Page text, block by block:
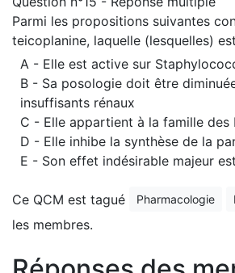
Parmi les propositions suivantes
teicoplanine, laquelle (lesquelles)
A - Elle est active sur
B - Sa posologie doit être
insuffisants rénaux
C - Elle appartient à la famille des
D - Elle inhibe la synthèse de la
E - Son effet indésirable majeur
Ce QCM est tagué Pharmacologie
les membres.